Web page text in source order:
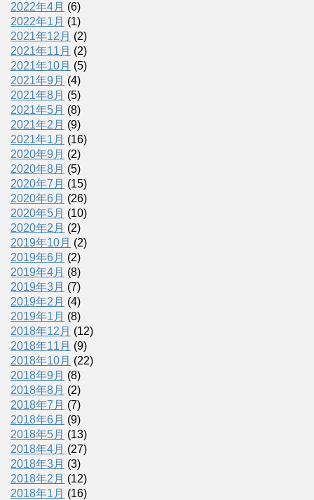
2022年4月 (6)
2022年1月 (1)
2021年12月 (2)
2021年11月 (2)
2021年10月 (5)
2021年9月 (4)
2021年8月 (5)
2021年5月 (8)
2021年2月 (9)
2021年1月 (16)
2020年9月 (2)
2020年8月 (5)
2020年7月 (15)
2020年6月 (26)
2020年5月 (10)
2020年2月 (2)
2019年10月 (2)
2019年6月 (2)
2019年4月 (8)
2019年3月 (7)
2019年2月 (4)
2019年1月 (8)
2018年12月 (12)
2018年11月 (9)
2018年10月 (22)
2018年9月 (8)
2018年8月 (2)
2018年7月 (7)
2018年6月 (9)
2018年5月 (13)
2018年4月 (27)
2018年3月 (3)
2018年2月 (12)
2018年1月 (16)